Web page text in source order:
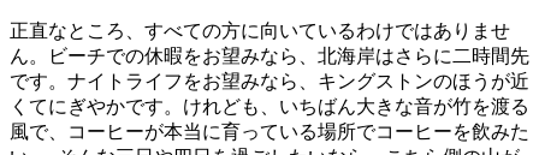
正直なところ、すべての方に向いているわけではありませ
ん。ビーチでの休暇をお望みなら、北海岸はさらに二時間先
です。ナイトライフをお望みなら、キングストンのほうが近
くてにぎやかです。けれども、いちばん大きな音が竹を渡る
風で、コーヒーが本当に育っている場所でコーヒーを飲みた